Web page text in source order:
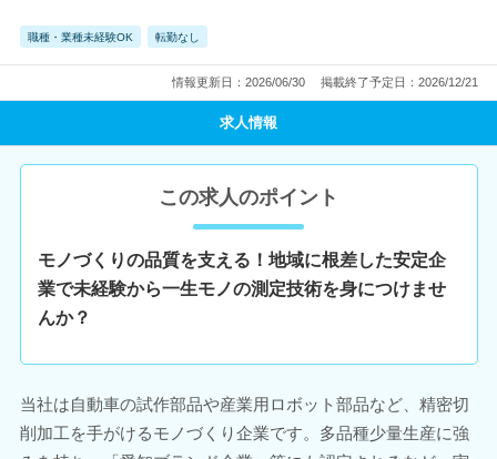
職種・業種未経験OK 転勤なし
情報更新日：2026/06/30 掲載終了予定日：2026/12/21
求人情報
この求人のポイント
モノづくりの品質を支える！地域に根差した安定企
業で未経験から一生モノの測定技術を身につけませ
んか？
当社は自動車の試作部品や産業用ロボット部品など、精密切
削加工を手がけるモノづくり企業です。多品種少量生産に強